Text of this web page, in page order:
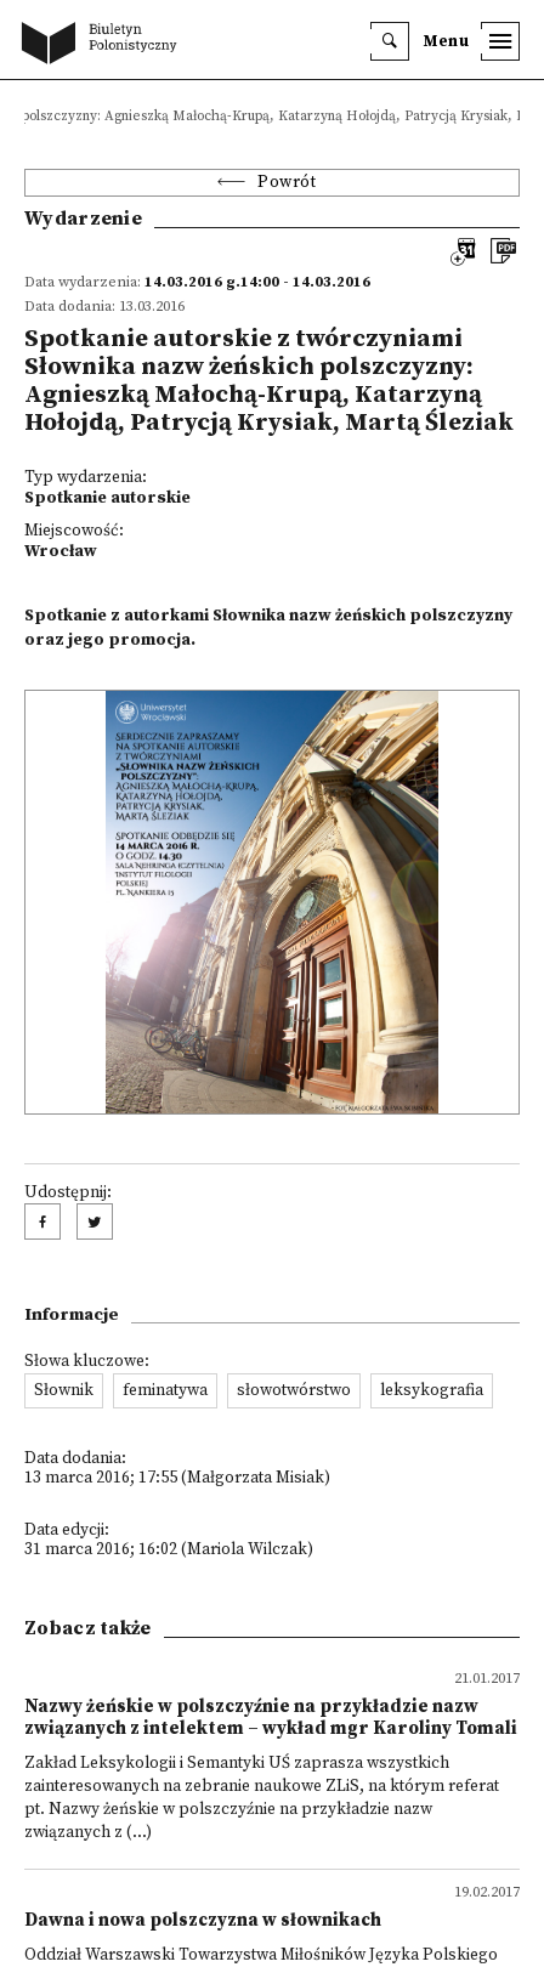
Menu
polszczyzny: Agnieszką Małochą-Krupą, Katarzyną Hołojdą, Patrycją Krysiak,
Powrót
Wydarzenie
Data wydarzenia: 14.03.2016 g.14:00 - 14.03.2016
Data dodania: 13.03.2016
Spotkanie autorskie z twórczyniami
Słownika nazw żeńskich polszczyzny:
Agnieszką Małochą-Krupą, Katarzyną
Hołojdą, Patrycją Krysiak, Martą Śleziak
Typ wydarzenia:
Spotkanie autorskie
Miejscowość:
Wrocław
Spotkanie z autorkami Słownika nazw żeńskich polszczyzny
oraz jego promocja.
Udostępnij:
Informacje
Słowa kluczowe:
Słownik
feminatywa słowotwórstwo leksykografia
Data dodania:
13 marca 2016; 17:55 (Małgorzata Misiak)
Data edycji:
31 marca 2016; 16:02 (Mariola Wilczak)
Zobacz także
21.01.2017
Nazwy żeńskie w polszczyźnie na przykładzie nazw
związanych z intelektem – wykład mgr Karoliny Tomali
Zakład Leksykologii i Semantyki UŚ zaprasza wszystkich
zainteresowanych na zebranie naukowe ZLiS, na którym referat
pt. Nazwy żeńskie w polszczyźnie na przykładzie nazw
związanych z (...)
19.02.2017
Dawna i nowa polszczyzna w słownikach
Oddział Warszawski Towarzystwa Miłośników Języka Polskiego